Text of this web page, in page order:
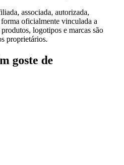
associada, autorizada,
oficialmente vinculada a
logotipos e marcas são
proprietários.
goste de